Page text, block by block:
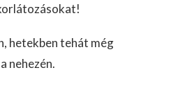
hetekben tehát még
nehezén.